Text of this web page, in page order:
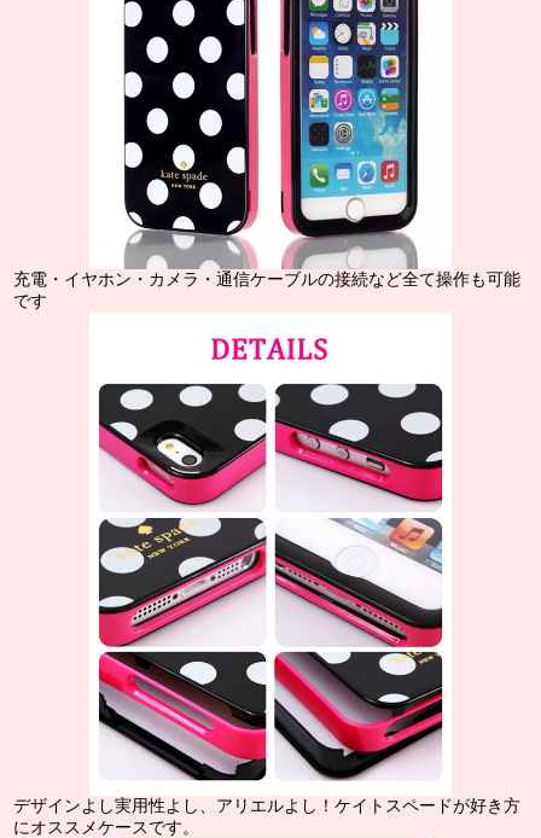
充電・イヤホン・カメラ・通信ケーブルの接続など全て操作も可能
です
デザインよし実用性よし、アリエルよし！ケイトスペードが好き方
にオススメケースです。